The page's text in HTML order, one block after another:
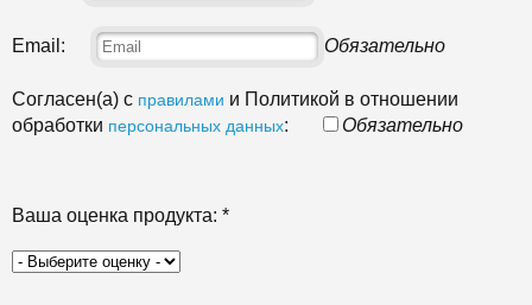
Email: Обязательно
Согласен(а) с правилами и Политикой в отношении
обработки персональных данных: Обязательно
Ваша оценка продукта: *